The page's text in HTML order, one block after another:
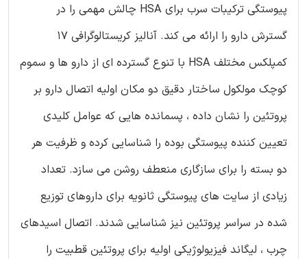
پیوستگی ترکیبات سرب برای HSA چالش مهمی را در
گسترش دارو را ارائه می کند. آنالیز کریستالوگرافی 17
کمپلکس مختلف HSA با تنوع گسترده ای از دارو ها و سموم
کوچک مولکول ساختار دقیق دو مکان اولیه اتصال دارو بر
پروتئین را نشان داده ، پسمانده هایی که عوامل کلیدی
تعیین کننده پیوستگی بوده را شناسایی کرده و ظرفیت هر
دو بسته را برای سازگاری منعطف روشن می سازد. تعداد
زیادی از سایت های پیوستگی ثانویه برای داروهای توزیع
شده در سراسر پروتئین نیز شناسایی شدند. اتصال اسیدهای
چرب ، لیگاند فیزیولوژیکی اولیه برای پروتئین قطبیت را